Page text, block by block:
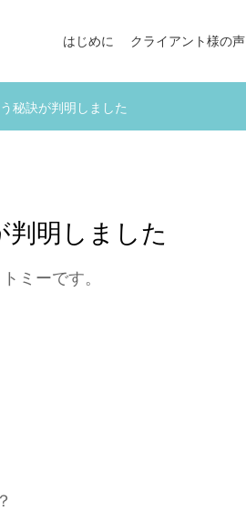
はじめに クライアント様の声
秘訣が判明しました
判明しました
ミーです。